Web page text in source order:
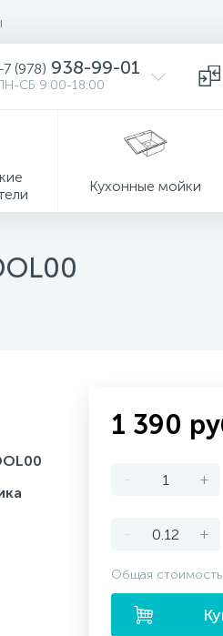
(978) 938-99-01
СБ 9:00-18:00
Кухонные мойки
1 390
- +
- +
Общая стоимость